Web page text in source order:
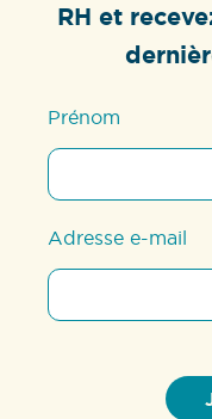
RH et
Prénom
Adresse e-mail